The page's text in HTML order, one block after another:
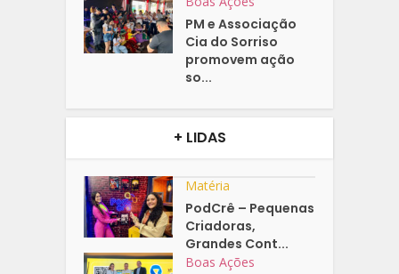
PM e Associação
Cia do Sorriso
promovem ação
so...
+ LIDAS
Matéria
PodCrê – Pequenas
Criadoras,
Grandes Cont...
Boas Ações